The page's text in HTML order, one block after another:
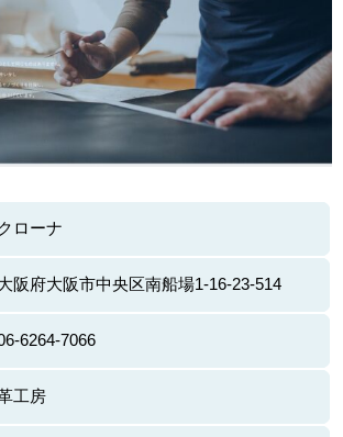
クローナ
阪府大阪市中央区南船場1-16-23-514
6264-7066
工房